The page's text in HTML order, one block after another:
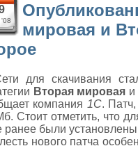
мировая и
для скачивания
Вторая мировая и
компания 1С.
Стоит отметить, что
ранее были
нового патча